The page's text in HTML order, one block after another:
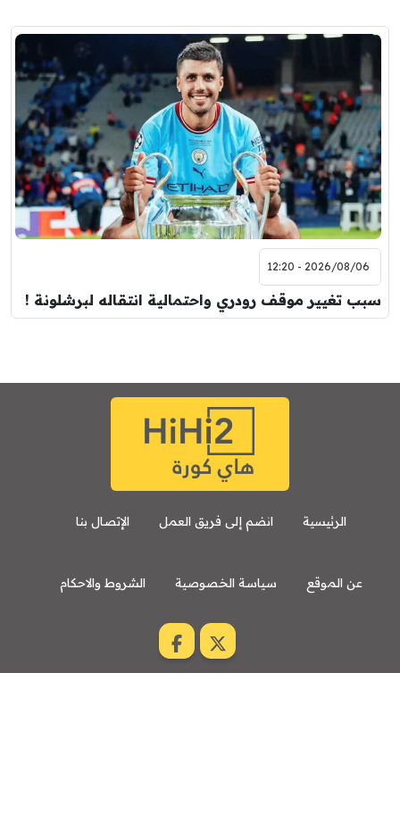
2026/08/06 - 12:20
سبب تغيير موقف رودري واحتمالية انتقاله لبرشلونة !
الرئيسية انضم إلى فريق العمل الإتصال بنا
عن الموقع سياسة الخصوصية الشروط والاحكام